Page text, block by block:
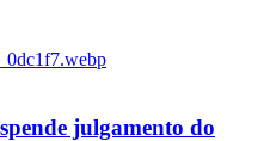
julgamento do